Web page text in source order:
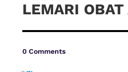
LEMARI OBAT
0 Comments